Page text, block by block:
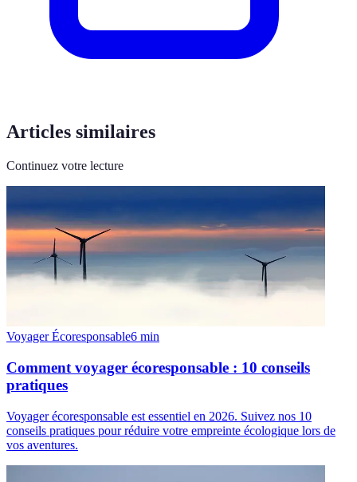
Articles similaires
Continuez votre lecture
Voyager Écoresponsable6 min
Comment voyager écoresponsable : 10 conseils
pratiques
Voyager écoresponsable est essentiel en 2026. Suivez nos 10
conseils pratiques pour réduire votre empreinte écologique lors de
vos aventures.